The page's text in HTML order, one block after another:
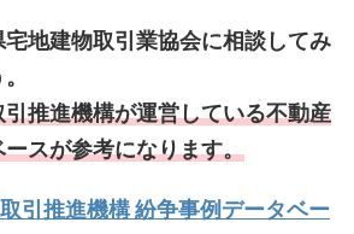
地建物取引業協会に相談してみ
推進機構が運営している不動産
スが参考になります。
引推進機構 紛争事例データベー